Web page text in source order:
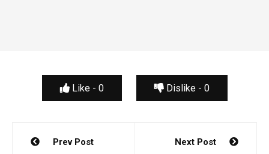
Like - 0 Dislike - 0
Navegación
Prev Post Next Post